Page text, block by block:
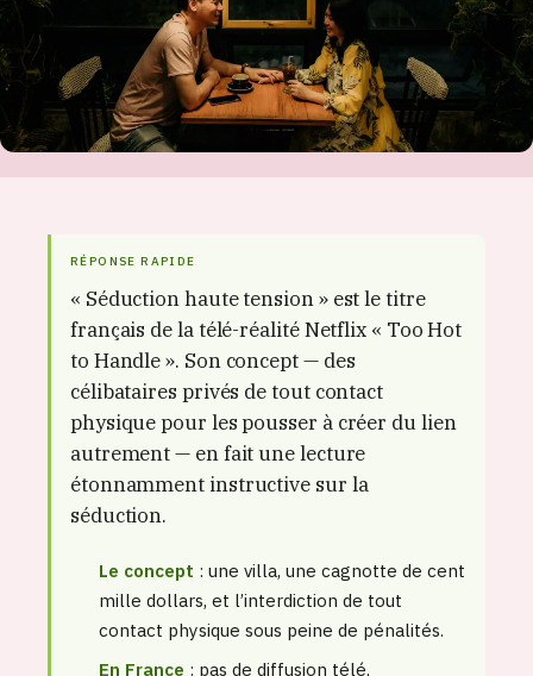
RÉPONSE RAPIDE
« Séduction haute tension » est le titre
français de la télé-réalité Netflix « Too Hot
to Handle ». Son concept — des
célibataires privés de tout contact
physique pour les pousser à créer du lien
autrement — en fait une lecture
étonnamment instructive sur la
séduction.
Le concept : une villa, une cagnotte de cent
mille dollars, et l’interdiction de tout
contact physique sous peine de pénalités.
En France : pas de diffusion télé,